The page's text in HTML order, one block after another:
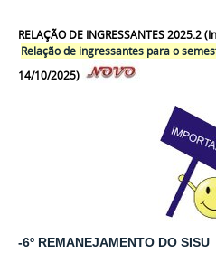
RELAÇÃO DE INGRESSANTES
Relação de ingressantes para o
14/10/2025)
-6º REMANEJAMENTO DO SISU